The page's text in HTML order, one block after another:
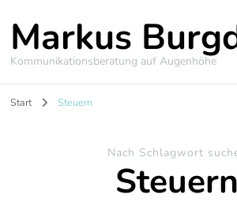
Markus
Kommunikationsberatung auf Augenhöhe
Start Steuern
Nach Schlagwort
Steuern